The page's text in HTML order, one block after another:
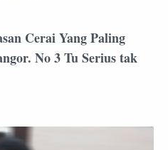
Cerai Yang Paling
No 3 Tu Serius tak